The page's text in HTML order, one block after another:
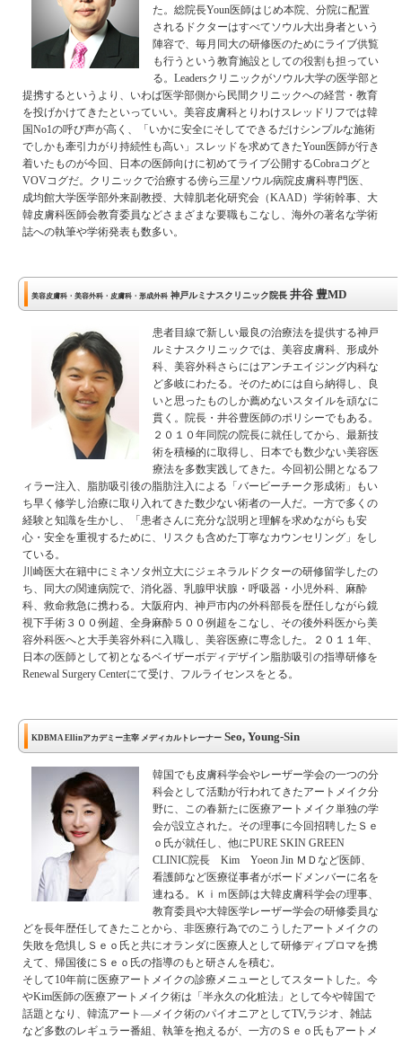
た。総院長Youn医師はじめ本院、分院に配置
されるドクターはすべてソウル大出身者という
陣容で、毎月同大の研修医のためにライブ供覧
も行うという教育施設としての役割も担ってい
る。Leadersクリニックがソウル大学の医学部と
提携するというより、いわば医学部側から民間クリニックへの経営・教育
を投げかけてきたといっていい。美容皮膚科とりわけスレッドリフでは韓
国No1の呼び声が高く、「いかに安全にそしてできるだけシンプルな施術
でしかも牽引力がり持続性も高い」スレッドを求めてきたYoun医師が行き
着いたものが今回、日本の医師向けに初めてライブ公開するCobraコグと
VOVコグだ。クリニックで治療する傍ら三星ソウル病院皮膚科専門医、
成均館大学医学部外来副教授、大韓肌老化研究会（KAAD）学術幹事、大
韓皮膚科医師会教育委員などさまざまな要職もこなし、海外の著名な学術
誌への執筆や学術発表も数多い。
美容皮膚科・美容外科・皮膚科・形成外科 神戸ルミナスクリニック院長 井谷 豊MD
患者目線で新しい最良の治療法を提供する神戸
ルミナスクリニックでは、美容皮膚科、形成外
科、美容外科さらにはアンチエイジング内科な
ど多岐にわたる。そのためには自ら納得し、良
いと思ったものしか薦めないスタイルを頑なに
貫く。院長・井谷豊医師のポリシーでもある。
２０１０年同院の院長に就任してから、最新技
術を積極的に取得し、日本でも数少ない美容医
療法を多数実践してきた。今回初公開となるフ
ィラー注入、脂肪吸引後の脂肪注入による「バービーチーク形成術」もい
ち早く修学し治療に取り入れてきた数少ない術者の一人だ。一方で多くの
経験と知識を生かし、「患者さんに充分な説明と理解を求めながらも安
心・安全を重視するために、リスクも含めた丁寧なカウンセリング」をし
ている。
川崎医大在籍中にミネソタ州立大にジェネラルドクターの研修留学したの
ち、同大の関連病院で、消化器、乳腺甲状腺・呼吸器・小児外科、麻酔
科、救命救急に携わる。大阪府内、神戸市内の外科部長を歴任しながら鏡
視下手術３００例超、全身麻酔５００例超をこなし、その後外科医から美
容外科医へと大手美容外科に入職し、美容医療に専念した。２０１１年、
日本の医師として初となるベイザーボディデザイン脂肪吸引の指導研修を
Renewal Surgery Centerにて受け、フルライセンスをとる。
KDBMA Ellinアカデミー主宰 メディカルトレーナー Seo, Young-Sin
韓国でも皮膚科学会やレーザー学会の一つの分
科会として活動が行われてきたアートメイク分
野に、この春新たに医療アートメイク単独の学
会が設立された。その理事に今回招聘したＳｅ
ｏ氏が就任し、他にPURE SKIN GREEN
CLINIC院長 Kim Yoeon Jin ＭＤなど医師、
看護師など医療従事者がボードメンバーに名を
連ねる。Ｋｉｍ医師は大韓皮膚科学会の理事、
教育委員や大韓医学レーザー学会の研修委員な
どを長年歴任してきたことから、非医療行為でのこうしたアートメイクの
失敗を危惧しＳｅｏ氏と共にオランダに医療人として研修ディプロマを携
えて、帰国後にＳｅｏ氏の指導のもと研さんを積む。
そして10年前に医療アートメイクの診療メニューとしてスタートした。今
やKim医師の医療アートメイク術は「半永久の化粧法」として今や韓国で
話題となり、韓流アート―メイク術のパイオニアとしてTV,ラジオ、雑誌
など多数のレギュラー番組、執筆を抱えるが、一方のＳｅｏ氏もアートメ